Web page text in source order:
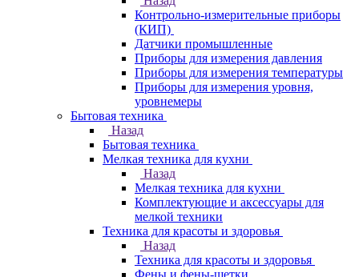
Контрольно-измерительные приборы
(КИП)
Датчики промышленные
Приборы для измерения давления
Приборы для измерения температуры
Приборы для измерения уровня,
уровнемеры
Бытовая техника
Назад
Бытовая техника
Мелкая техника для кухни
Назад
Мелкая техника для кухни
Комплектующие и аксессуары для
мелкой техники
Техника для красоты и здоровья
Назад
Техника для красоты и здоровья
Фены и фены-щетки